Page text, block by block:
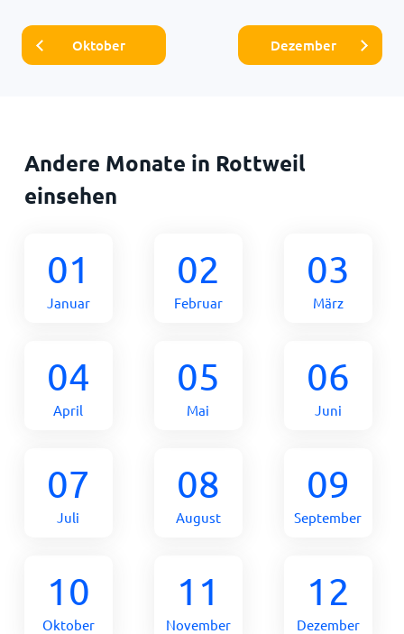
Oktober Dezember
Andere Monate in Rottweil
einsehen
01
Januar
02
Februar
03
März
04
April
05
Mai
06
Juni
07
Juli
08
August
09
September
10
Oktober
11
November
12
Dezember